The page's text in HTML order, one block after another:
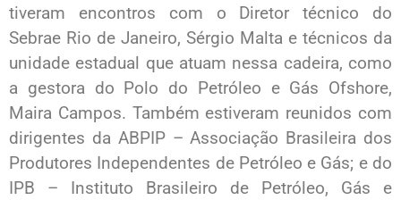
tiveram encontros com o Diretor técnico do
Sebrae Rio de Janeiro, Sérgio Malta e técnicos da
unidade estadual que atuam nessa cadeira, como
a gestora do Polo do Petróleo e Gás Ofshore,
Maira Campos. Também estiveram reunidos com
dirigentes da ABPIP – Associação Brasileira dos
Produtores Independentes de Petróleo e Gás; e do
IPB – Instituto Brasileiro de Petróleo, Gás e